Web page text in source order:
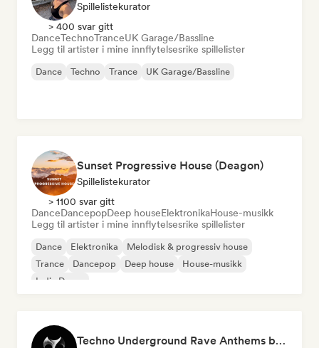
Spillelistekurator
> 400 svar gitt
DanceTechnoTranceUK Garage/Bassline
Legg til artister i mine innflytelsesrike spillelister
Dance Techno Trance UK Garage/Bassline
Sunset Progressive House (Deagon)
Spillelistekurator
> 1100 svar gitt
DanceDancepopDeep houseElektronikaHouse-musikk
Legg til artister i mine innflytelsesrike spillelister
Dance Elektronika
Melodisk & progressiv house
Trance
Dancepop Deep house
House-musikk
Indie Dance
Techno Underground Rave Anthems by Orphium